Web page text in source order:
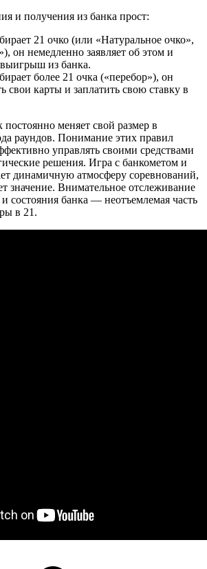
и получения из банка прост:
21 очко (или «Натуральное очко»,
он немедленно заявляет об этом и
выигрыш из банка.
более 21 очка («перебор»), он
свои карты и заплатить свою ставку в
меняет свой размер в
раундов. Понимание этих правил
управлять своими средствами
решения. Игра с банкометом и
динамичную атмосферу соревнований,
значение. Внимательное отслеживание
состояния банка — неотъемлемая часть
в 21.